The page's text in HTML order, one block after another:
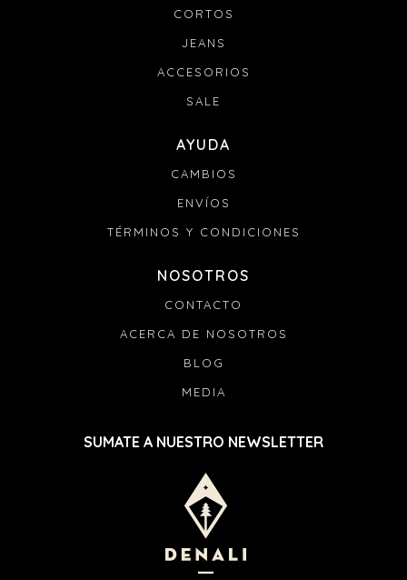
CORTOS
JEANS
ACCESORIOS
SALE
AYUDA
CAMBIOS
ENVÍOS
TÉRMINOS Y CONDICIONES
NOSOTROS
CONTACTO
ACERCA DE NOSOTROS
BLOG
MEDIA
SUMATE A NUESTRO NEWSLETTER